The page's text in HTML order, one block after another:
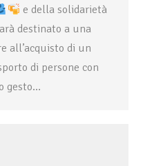
e della solidarietà
destinato a una
all’acquisto di un
di persone con
gesto…